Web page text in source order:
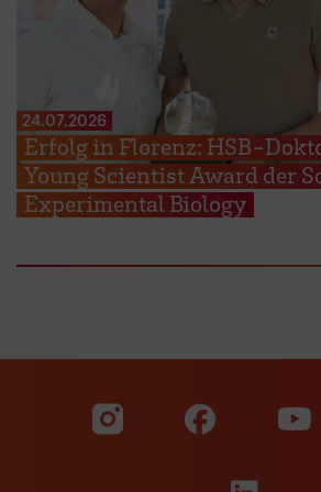
24.07.2026
Erfolg in Florenz: HSB-
Young Scientist Award der
Experimental Biology
Zu